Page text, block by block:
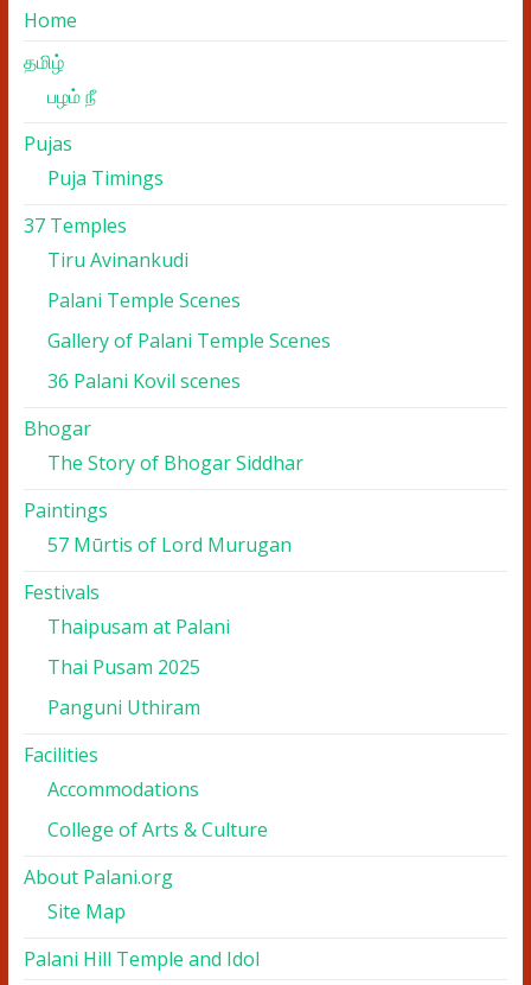
Home
தமிழ்
பழம் நீ
Pujas
Puja Timings
37 Temples
Tiru Avinankudi
Palani Temple Scenes
Gallery of Palani Temple Scenes
36 Palani Kovil scenes
Bhogar
The Story of Bhogar Siddhar
Paintings
57 Mūrtis of Lord Murugan
Festivals
Thaipusam at Palani
Thai Pusam 2025
Panguni Uthiram
Facilities
Accommodations
College of Arts & Culture
About Palani.org
Site Map
Palani Hill Temple and Idol